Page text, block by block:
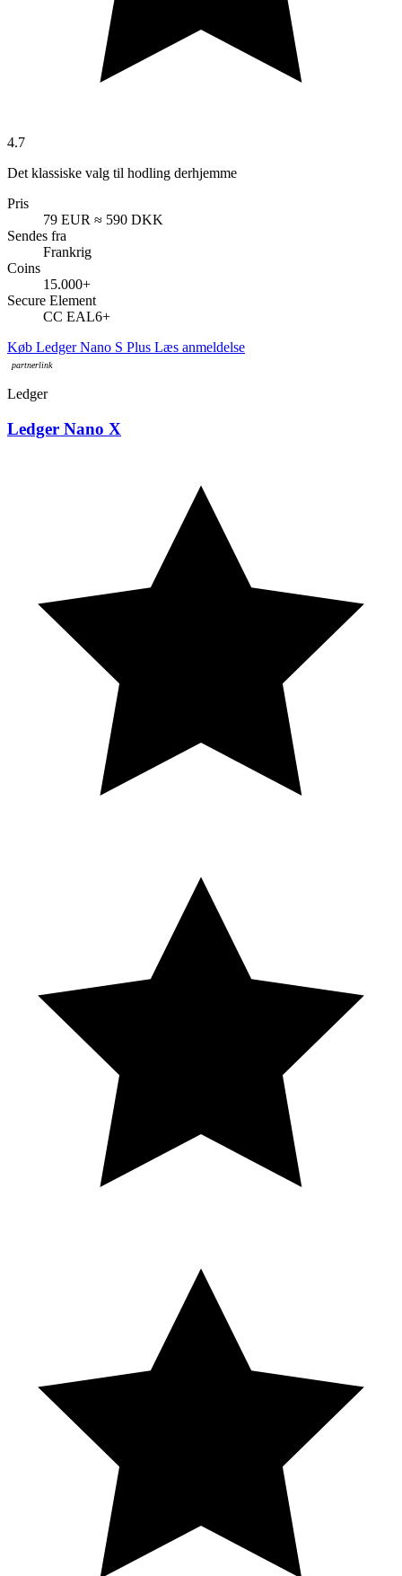
4.7
Det klassiske valg til hodling derhjemme
Pris
79 EUR ≈ 590 DKK
Sendes fra
Frankrig
Coins
15.000+
Secure Element
CC EAL6+
Køb Ledger Nano S Plus Læs anmeldelse
Ledger
Ledger Nano X